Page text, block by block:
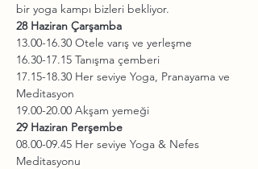
bir yoga kampı bizleri bekliyor.
28 Haziran Çarşamba
13.00-16.30 Otele varış ve yerleşme
16.30-17.15 Tanışma çemberi
17.15-18.30 Her seviye Yoga, Pranayama ve
Meditasyon
19.00-20.00 Akşam yemeği
29 Haziran Perşembe
08.00-09.45 Her seviye Yoga & Nefes
Meditasyonu